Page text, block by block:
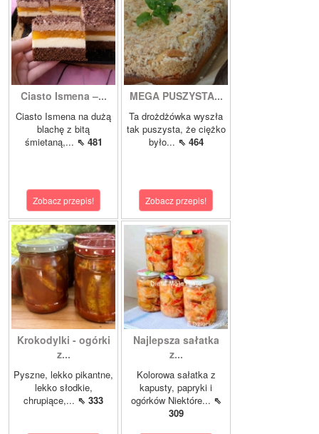
Ciasto Ismena –...
Ciasto Ismena na dużą
blachę z bitą
śmietaną,... ⇖ 481
Zobacz przepis!
MEGA PUSZYSTA...
Ta drożdżówka wyszła
tak puszysta, że ciężko
było... ⇖ 464
Zobacz przepis!
Krokodylki - ogórki
z...
Pyszne, lekko pikantne,
lekko słodkie,
chrupiące,... ⇖ 333
Najlepsza sałatka
z...
Kolorowa sałatka z
kapusty, papryki i
ogórków Niektóre... ⇖
309